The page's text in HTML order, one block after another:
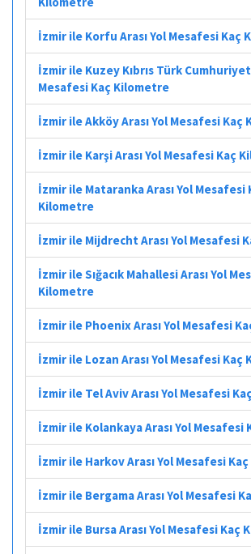
İzmir ile Korfu Arası Yol Mesafesi Kaç
İzmir ile Kuzey Kıbrıs Türk
Mesafesi Kaç Kilometre
İzmir ile Akköy Arası Yol Mesafesi Kaç
İzmir ile Karşi Arası Yol Mesafesi Kaç
İzmir ile Mataranka Arası Yol Mesafesi
Kilometre
İzmir ile Mijdrecht Arası Yol Mesafesi
İzmir ile Sığacık Mahallesi Arası Yol
Kilometre
İzmir ile Phoenix Arası Yol Mesafesi
İzmir ile Lozan Arası Yol Mesafesi Kaç
İzmir ile Tel Aviv Arası Yol Mesafesi
İzmir ile Kolankaya Arası Yol Mesafesi
İzmir ile Harkov Arası Yol Mesafesi
İzmir ile Bergama Arası Yol Mesafesi
İzmir ile Bursa Arası Yol Mesafesi Kaç